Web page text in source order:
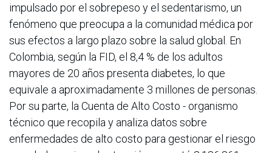
impulsado por el sobrepeso y el sedentarismo, un
fenómeno que preocupa a la comunidad médica por
sus efectos a largo plazo sobre la salud global. En
Colombia, según la FID, el 8,4 % de los adultos
mayores de 20 años presenta diabetes, lo que
equivale a aproximadamente 3 millones de personas.
Por su parte, la Cuenta de Alto Costo - organismo
técnico que recopila y analiza datos sobre
enfermedades de alto costo para gestionar el riesgo